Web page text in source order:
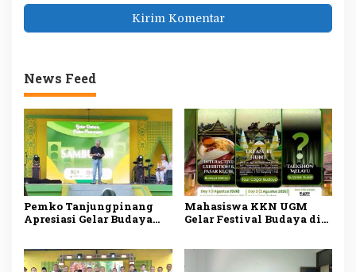
News Feed
Pemko Tanjungpinang
Apresiasi Gelar Budaya
Melayu di Penyengat
Mahasiswa KKN UGM
Gelar Festival Budaya di